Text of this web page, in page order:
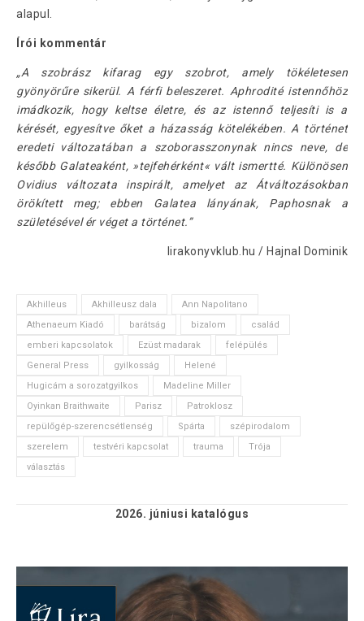
alapul.
Írói kommentár
„A szobrász kifarag egy szobrot, amely tökéletesen
gyönyörűre sikerül. A férfi beleszeret. Aphrodité istennőhöz
imádkozik, hogy keltse életre, és az istennő teljesíti is a
kérését, egyesítve őket a házasság kötelékében. A történet
eredeti változatában a szoborasszonynak nincs neve, de
később Galateaként, »tejfehérként« vált ismertté. Különösen
Ovidius változata inspirált, amelyet az Átváltozásokban
örökített meg; ebben Galatea lányának, Paphosnak a
születésével ér véget a történet.”
lirakonyvklub.hu / Hajnal Dominik
Akhilleus Akhilleusz dala
Ann Napolitano
Athenaeum Kiadó
barátság bizalom
család
emberi kapcsolatok
Ezüst madarak
felépülés
General Press
gyilkosság
Helené
Hugicám a sorozatgyilkos
Madeline Miller
Oyinkan Braithwaite
Parisz
Patroklosz
repülőgép-szerencsétlenség
Spárta
szépirodalom
szerelem
testvéri kapcsolat trauma
Trója
választás
2026. júniusi katalógus